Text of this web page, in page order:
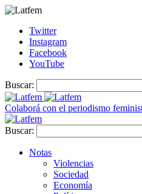
Twitter
Instagram
Facebook
YouTube
Buscar:
Colaborá con el periodismo
Buscar:
Notas
Violencias
Sociedad
Economía